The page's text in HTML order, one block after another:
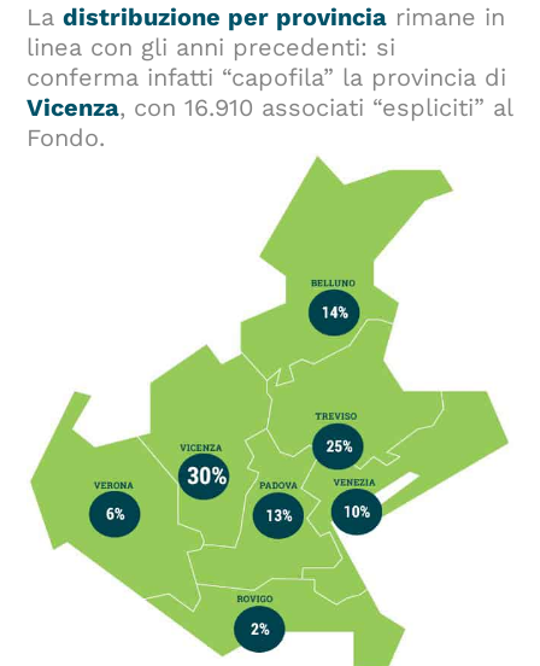
Ladistribuzione per provincia rimane in
linea con gli anni precedenti: si
conferma infatti “capofila” la provincia di
Vicenza, con 16.910 associati “espliciti” al
Fondo.